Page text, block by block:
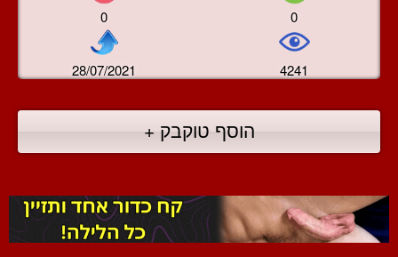
0 0
28/07/2021 4241
הוסף טוקבק +